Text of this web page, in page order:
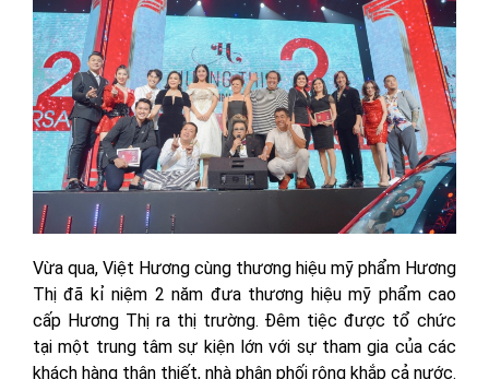
Vừa qua, Việt Hương cùng thương hiệu mỹ phẩm Hương
Thị đã kỉ niệm 2 năm đưa thương hiệu mỹ phẩm cao
cấp Hương Thị ra thị trường. Đêm tiệc được tổ chức
tại một trung tâm sự kiện lớn với sự tham gia của các
khách hàng thân thiết, nhà phân phối rộng khắp cả nước.